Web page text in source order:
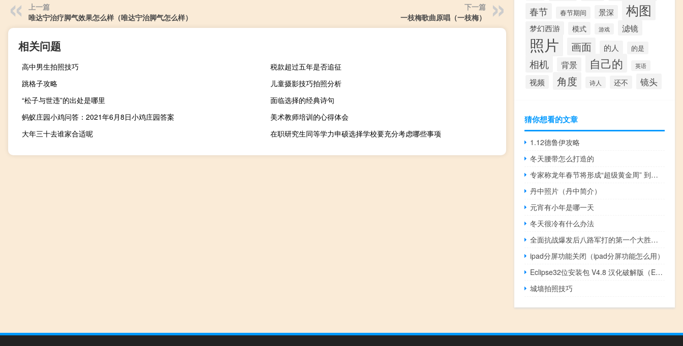
上一篇
唯达宁治疗脚气效果怎么样（唯达宁治脚气怎么样）
下一篇
一枝梅歌曲原唱（一枝梅）
相关问题
高中男生拍照技巧
税款超过五年是否追征
跳格子攻略
儿童摄影技巧拍照分析
“松子与世违”的出处是哪里
面临选择的经典诗句
蚂蚁庄园小鸡问答：2021年6月8日小鸡庄园答案
美术教师培训的心得体会
大年三十去谁家合适呢
在职研究生同等学力申硕选择学校要充分考虑哪些事项
春节 春节期间 景深 构图
梦幻西游 模式 游戏 滤镜
照片 画面 的人 的是
相机 背景 自己的 英语
视频 角度 诗人 还不 镜头
猜你想看的文章
1.12德鲁伊攻略
冬天腰带怎么打造的
专家称龙年春节将形成“超级黄金周” 到底什么情况呢
丹中照片（丹中简介）
元宵有小年是哪一天
冬天很冷有什么办法
全面抗战爆发后八路军打的第一个大胜仗是（全面抗战）
ipad分屏功能关闭（ipad分屏功能怎么用）
Eclipse32位安装包 V4.8 汉化破解版（Eclipse32位安装包 V4.8 汉化破解版功能简介）
城墙拍照技巧